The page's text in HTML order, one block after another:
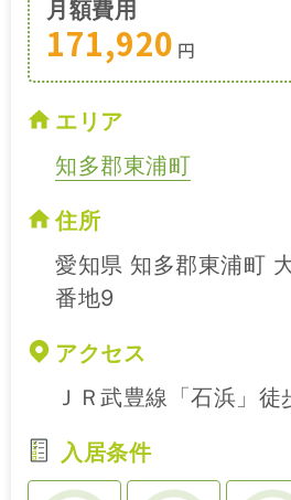
月額費用
171,920 円
エリア
知多郡東浦町
住所
愛知県 知多郡東浦町
番地9
アクセス
ＪＲ武豊線「石浜」徒
入居条件